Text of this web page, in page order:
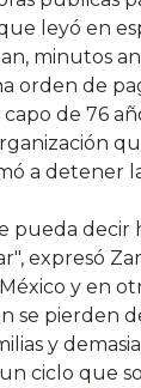
leyó en
minutos
orden de
de 76
a detener
pueda decir
expresó
y en
se pierden
y
ciclo que